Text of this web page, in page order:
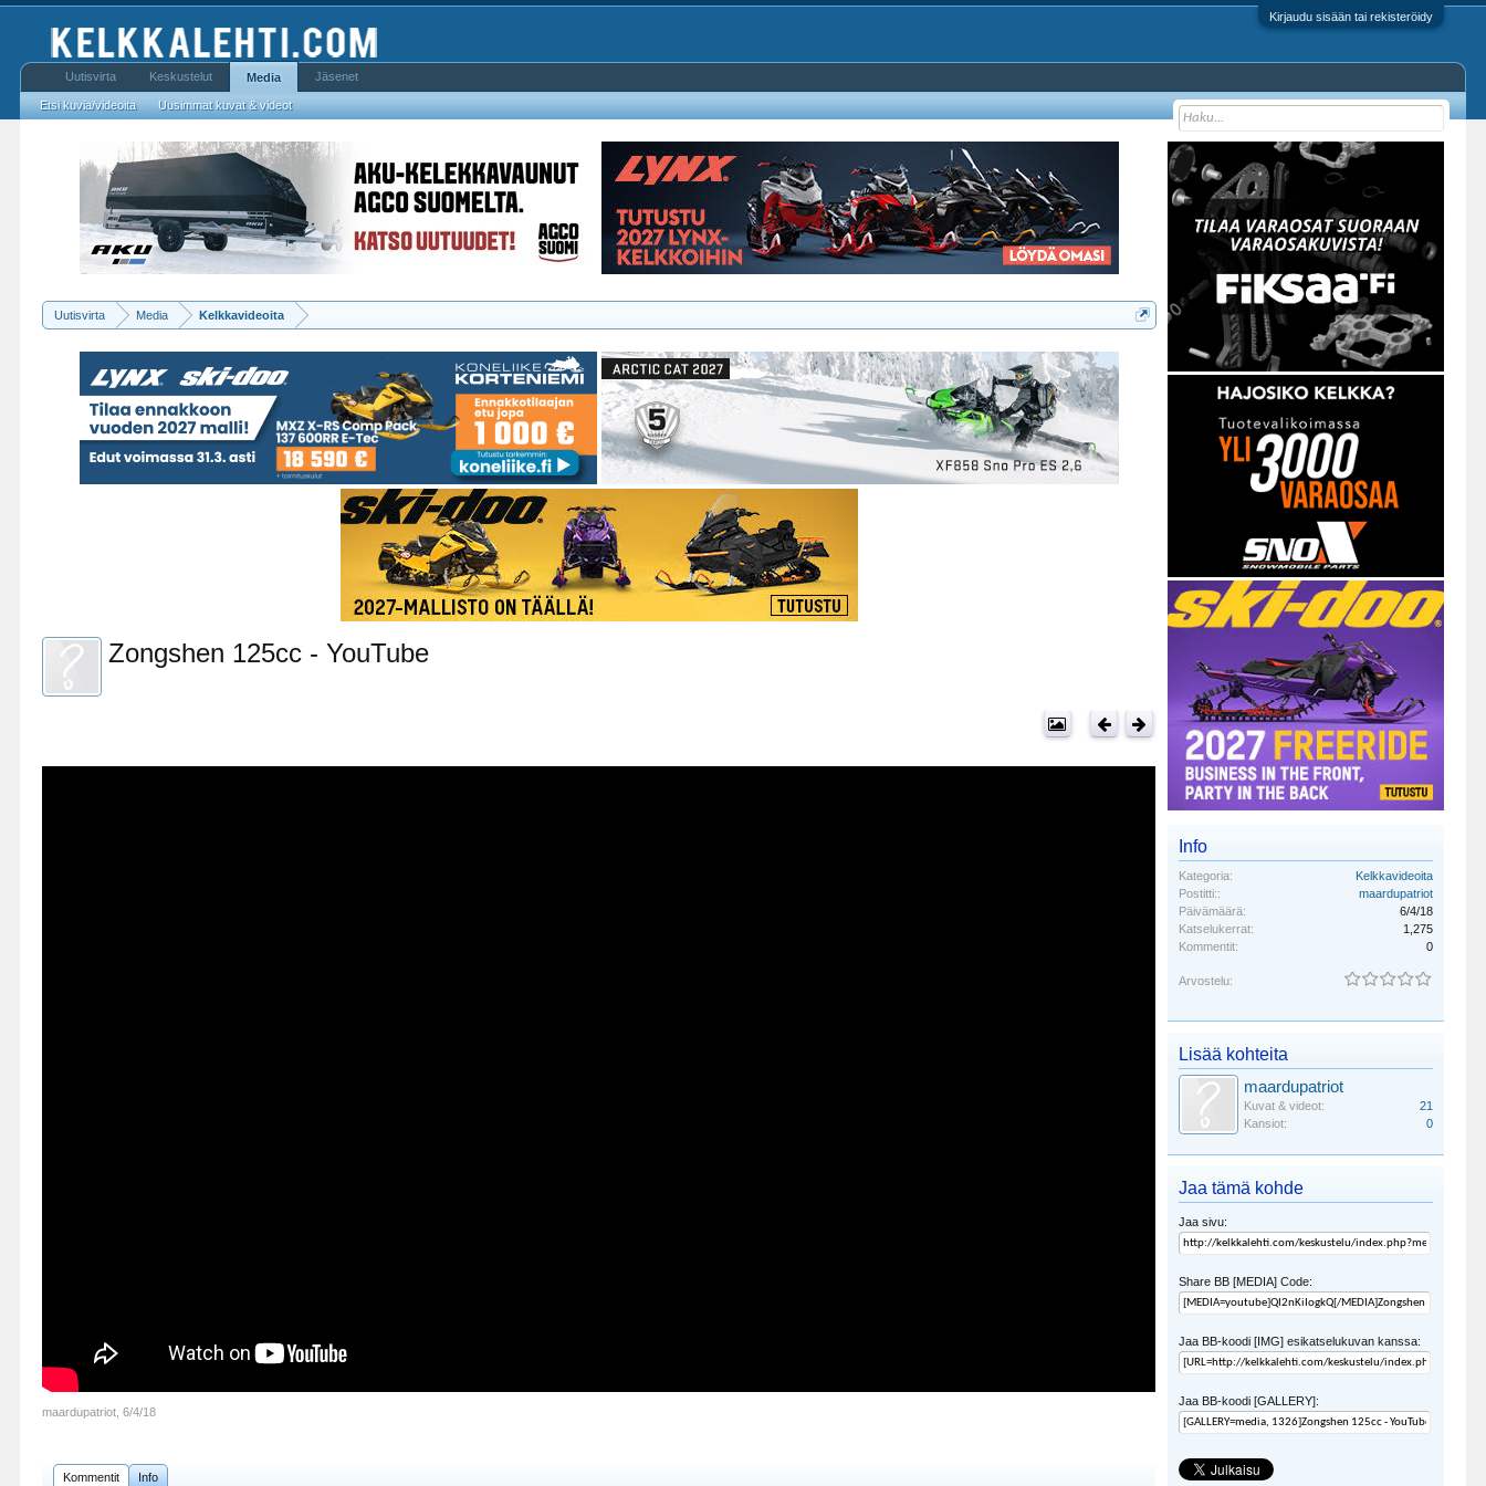
Kirjaudu sisään tai rekisteröidy
Uutisvirta Media Kelkkavideoita
Zongshen 125cc - YouTube
maardupatriot ,6/4/18
Kommentit Info
Info
Kategoria:
Kelkkavideoita
Postitti::
maardupatriot
Päivämäärä:
6/4/18
Katselukerrat:
1,275
Kommentit:
0
Arvostelu:
Lisää kohteita
maardupatriot
Kuvat & videot:
21
Kansiot:
0
Jaa tämä kohde
Jaa sivu:
Share BB [MEDIA] Code:
Jaa BB-koodi [IMG] esikatselukuvan kanssa:
Jaa BB-koodi [GALLERY]:
Uutisvirta Keskustelut Media
Etsi kuvia/videoita Uusimmat kuvat & videot
Jäsenet